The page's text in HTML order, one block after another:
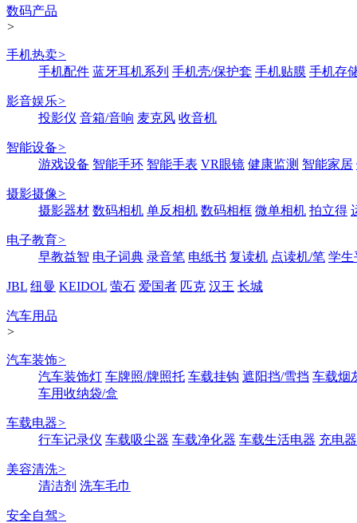
数码产品
>
手机热卖>
手机配件 蓝牙耳机系列 手机壳/保护套 手机贴膜 手机存
影音娱乐>
投影仪 音箱/音响 麦克风 收音机
智能设备>
游戏设备 智能手环 智能手表 VR眼镜 健康监测 智能家居
摄影摄像>
摄影器材 数码相机 单反相机 数码相框 微单相机 拍立得
电子教育>
早教益智 电子词典 录音笔 电纸书 复读机 点读机/笔 学生
JBL 纽曼 KEIDOL 萤石 爱国者 匹克 汉王 长城
汽车用品
>
汽车装饰>
汽车装饰灯 车牌照/牌照托 车载挂钩 遮阳挡/雪挡 车载烟
车用收纳袋/盒
车载电器>
行车记录仪 车载吸尘器 车载净化器 车载生活电器 充电
美容清洗>
清洁剂 洗车毛巾
安全自驾>